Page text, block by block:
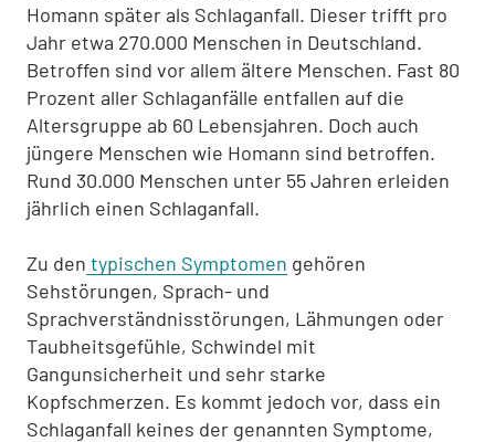
Homann später als Schlaganfall. Dieser trifft pro
Jahr etwa 270.000 Menschen in Deutschland.
Betroffen sind vor allem ältere Menschen. Fast 80
Prozent aller Schlaganfälle entfallen auf die
Altersgruppe ab 60 Lebensjahren. Doch auch
jüngere Menschen wie Homann sind betroffen.
Rund 30.000 Menschen unter 55 Jahren erleiden
jährlich einen Schlaganfall.
Zu den typischen Symptomen gehören
Sehstörungen, Sprach- und
Sprachverständnisstörungen, Lähmungen oder
Taubheitsgefühle, Schwindel mit
Gangunsicherheit und sehr starke
Kopfschmerzen. Es kommt jedoch vor, dass ein
Schlaganfall keines der genannten Symptome,